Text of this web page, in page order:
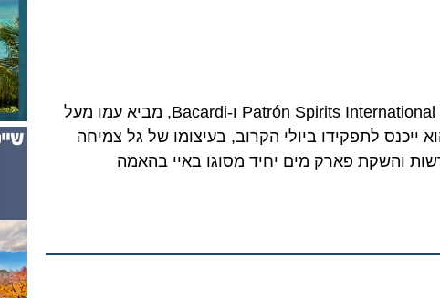
Lee D. Applbaum, לשעבר מוביל מערך השיווק של Patrón Spirits International ו-Bacardi, מביא עמו מעל
ייכנס לתפקידו ביולי הקרוב, בעיצומו של גל צמיחה